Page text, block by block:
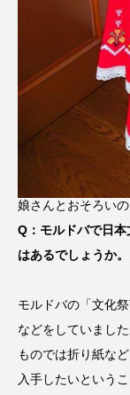
娘さんとおそろい
Q：モルドバで日
はあるでしょうか。
モルドバの「文化
などをしていまし
ものでは折り紙な
入手したいという